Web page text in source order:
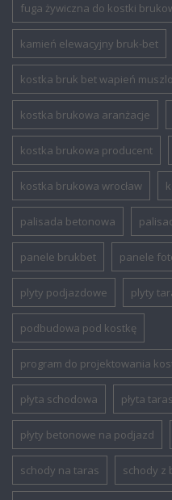
fuga żywiczna do kostki
kamień elewacyjny bruk-bet
kostka bruk bet wapień
kostka brukowa aranżacje
kostka brukowa producent
kostka brukowa wrocław
palisada betonowa
panele brukbet panele
plyty podjazdowe plyty
podbudowa pod kostkę
program do projektowania
płyta schodowa płyta
płyty betonowe na podjazd
schody na taras schody z